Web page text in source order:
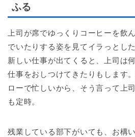
ふる
上司が席でゆっくりコーヒーを飲
でいたりする姿を見てイラっとし
新しい仕事が出てくると、上司は
仕事をおしつけてきたりもします
ローで忙しいから、そう言って上
も定時。
残業している部下がいても、お構